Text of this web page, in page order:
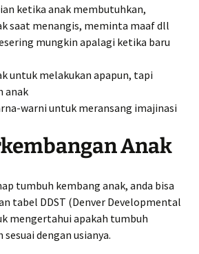
ketika anak membutuhkan,
saat menangis, meminta maaf dll
mungkin apalagi ketika baru
untuk melakukan apapun, tapi
anak
warni untuk meransang imajinasi
Anak
tumbuh kembang anak, anda bisa
tabel DDST (Denver Developmental
mengertahui apakah tumbuh
dengan usianya.